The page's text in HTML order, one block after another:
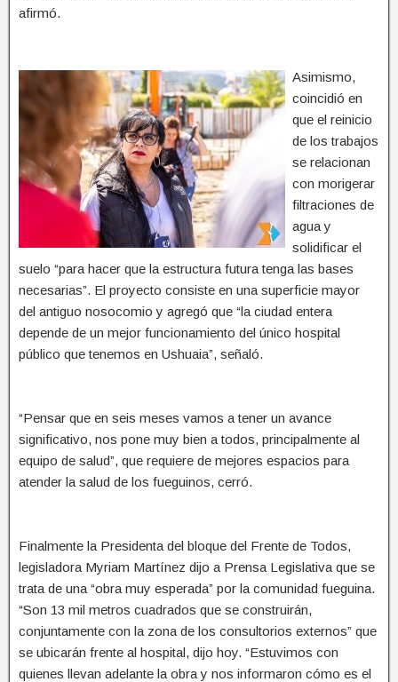
afirmó.
Asimismo,
coincidió en
que el reinicio
de los trabajos
se relacionan
con morigerar
filtraciones de
agua y
solidificar el
suelo “para hacer que la estructura futura tenga las bases
necesarias”. El proyecto consiste en una superficie mayor
del antiguo nosocomio y agregó que “la ciudad entera
depende de un mejor funcionamiento del único hospital
público que tenemos en Ushuaia”, señaló.
“Pensar que en seis meses vamos a tener un avance
significativo, nos pone muy bien a todos, principalmente al
equipo de salud”, que requiere de mejores espacios para
atender la salud de los fueguinos, cerró.
Finalmente la Presidenta del bloque del Frente de Todos,
legisladora Myriam Martínez dijo a Prensa Legislativa que se
trata de una “obra muy esperada” por la comunidad fueguina.
“Son 13 mil metros cuadrados que se construirán,
conjuntamente con la zona de los consultorios externos” que
se ubicarán frente al hospital, dijo hoy. “Estuvimos con
quienes llevan adelante la obra y nos informaron cómo es el